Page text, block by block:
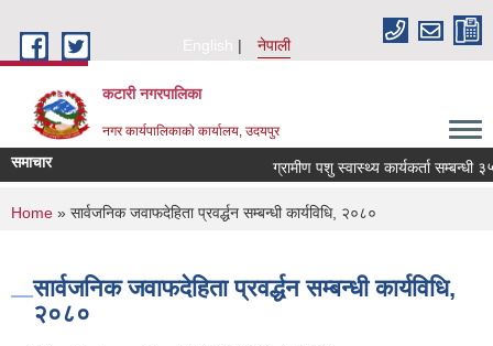
English
नेपाली
कटारी नगरपालिका
नगर कार्यपालिकाको कार्यालय, उदयपुर
समाचार ग्रामीण पशु स्वास्थ्य कार्यकर्ता सम्बन्धी
You are here
Home » सार्वजनिक जवाफदेहिता प्रवर्द्धन सम्बन्धी कार्यविधि, २०८०
सार्वजनिक जवाफदेहिता प्रवर्द्धन सम्बन्धी कार्यविधि,
२०८०